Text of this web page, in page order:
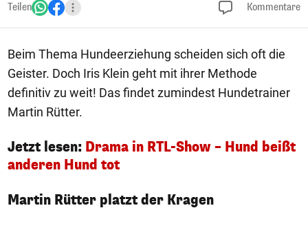
Teilen Kommentare
Beim Thema Hundeerziehung scheiden sich oft die
Geister. Doch Iris Klein geht mit ihrer Methode
definitiv zu weit! Das findet zumindest Hundetrainer
Martin Rütter.
Jetzt lesen: Drama in RTL-Show – Hund beißt
anderen Hund tot
Martin Rütter platzt der Kragen